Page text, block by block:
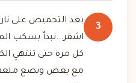
3
بعد التحميص على
اشقر...نبدأ بسكب
كل مرة حتى تنتهي
مع بعض ونصع